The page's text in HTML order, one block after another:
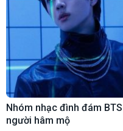
Nhóm nhạc đình đám
người hâm mộ